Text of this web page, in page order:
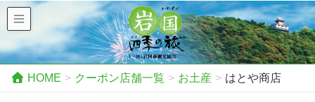
HOME クーポン店舗一覧 お土産 はとや商店